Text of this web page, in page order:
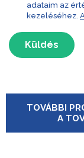
adataim az
kezeléséhez.
Küldés
TOVÁBBI
A